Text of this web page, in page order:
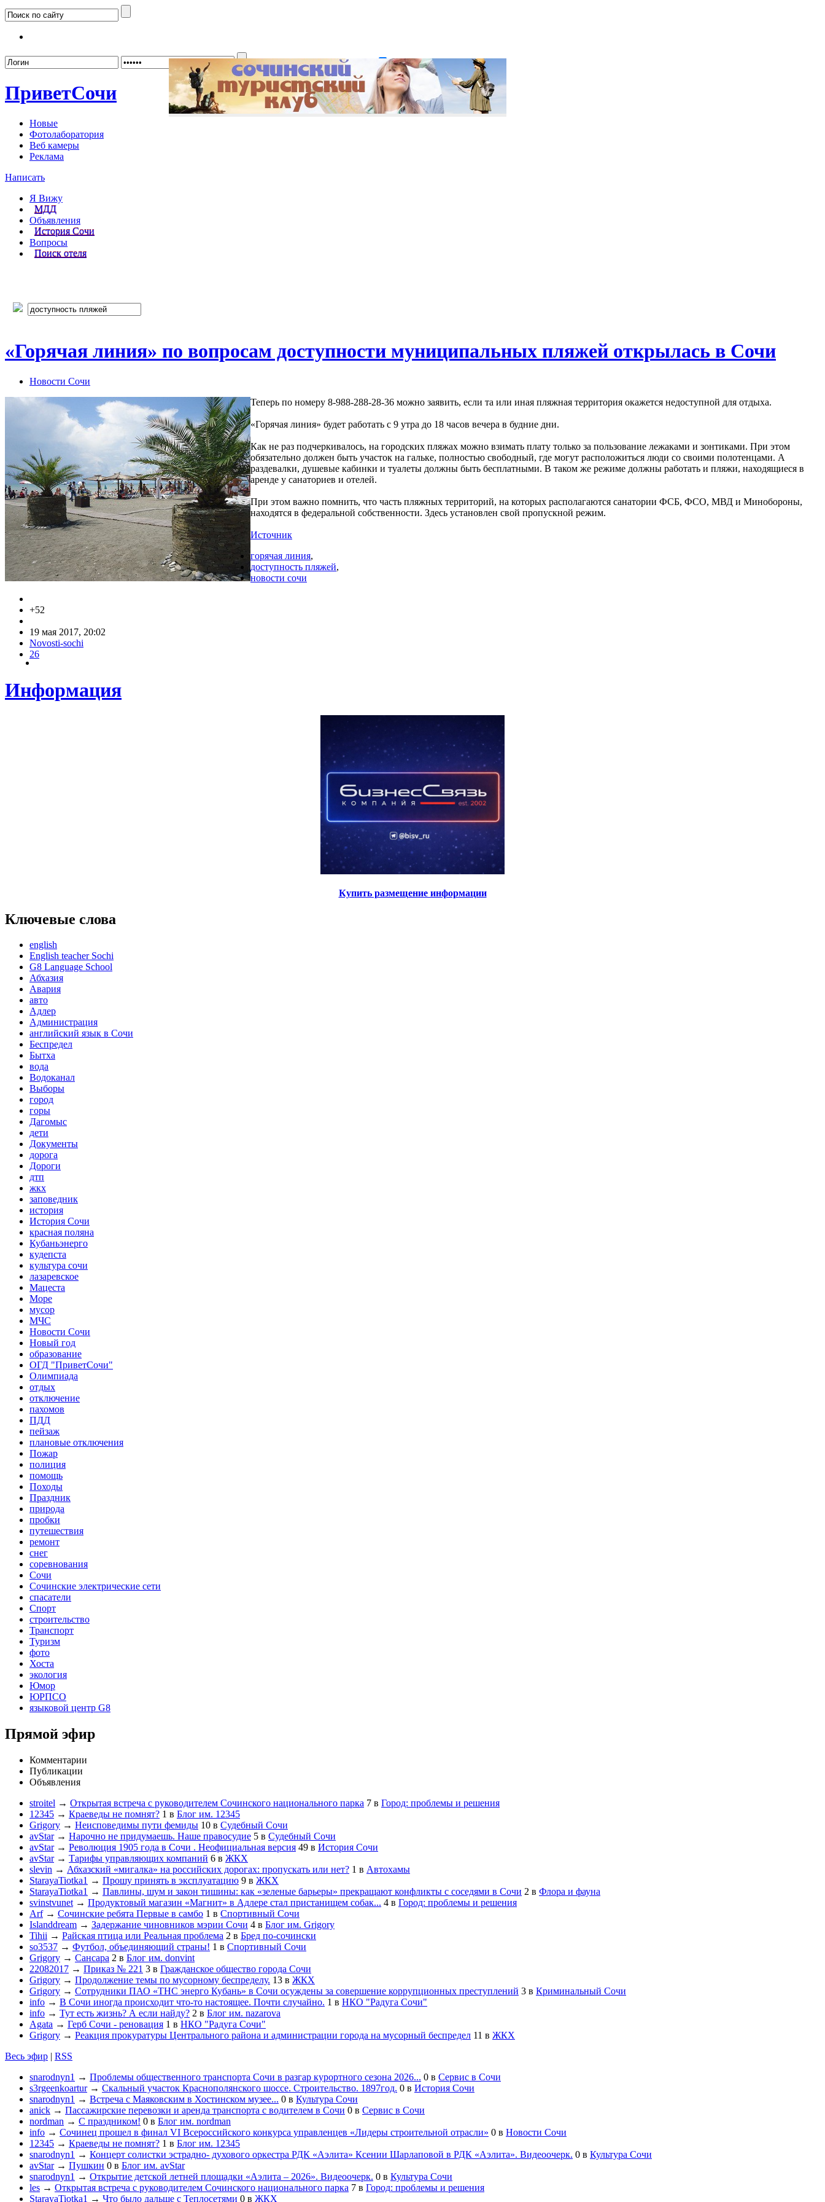
Забыли пароль? Регистрация
ПриветСочи
Новые
Фотолаборатория
Веб камеры
Реклама
Написать
Я Вижу
МДД
Объявления
История Сочи
Вопросы
Поиск отеля
«Горячая линия» по вопросам доступности муниципальных пляжей открылась в Сочи
Новости Сочи
Теперь по номеру 8-988-288-28-36 можно заявить, если та или иная пляжная территория окажется недоступной для отдыха.
«Горячая линия» будет работать с 9 утра до 18 часов вечера в будние дни.
Как не раз подчеркивалось, на городских пляжах можно взимать плату только за пользование лежаками и зонтиками. При этом
обязательно должен быть участок на гальке, полностью свободный, где могут расположиться люди со своими полотенцами. А
раздевалки, душевые кабинки и туалеты должны быть бесплатными. В таком же режиме должны работать и пляжи, находящиеся в
аренде у санаториев и отелей.
При этом важно помнить, что часть пляжных территорий, на которых располагаются санатории ФСБ, ФСО, МВД и Минобороны,
находятся в федеральной собственности. Здесь установлен свой пропускной режим.
Источник
горячая линия,
доступность пляжей,
новости сочи
+52
19 мая 2017, 20:02
Novosti-sochi
26
Информация
Купить размещение информации
Ключевые слова
english
English teacher Sochi
G8 Language School
Абхазия
Авария
авто
Адлер
Администрация
английский язык в Сочи
Беспредел
Бытха
вода
Водоканал
Выборы
город
горы
Дагомыс
дети
Документы
дорога
Дороги
дтп
жкх
заповедник
история
История Сочи
красная поляна
Кубаньэнерго
кудепста
культура сочи
лазаревское
Мацеста
Море
мусор
МЧС
Новости Сочи
Новый год
образование
ОГД "ПриветСочи"
Олимпиада
отдых
отключение
пахомов
ПДД
пейзаж
плановые отключения
Пожар
полиция
помощь
Походы
Праздник
природа
пробки
путешествия
ремонт
снег
соревнования
Сочи
Сочинские электрические сети
спасатели
Спорт
строительство
Транспорт
Туризм
фото
Хоста
экология
Юмор
ЮРПСО
языковой центр G8
Прямой эфир
Комментарии
Публикации
Объявления
stroitel → Открытая встреча с руководителем Сочинского национального парка 7 в Город: проблемы и решения
12345 → Краеведы не помнят? 1 в Блог им. 12345
Grigory → Неисповедимы пути фемиды 10 в Судебный Сочи
avStar→ Нарочно не придумаешь. Наше правосудие 5 в Судебный Сочи
avStar→ Революция 1905 года в Сочи . Неофициальная версия 49 в История Сочи
avStar→ Тарифы управляющих компаний 6 в ЖКХ
slevin → Абхазский «мигалка» на российских дорогах: пропускать или нет? 1 в Автохамы
StarayaTiotka1 → Прошу принять в эксплуатацию 9 в ЖКХ
StarayaTiotka1 → Павлины, шум и закон тишины: как «зеленые барьеры» прекращают конфликты с соседями в Сочи 2 в Флора и фауна
svinstvunet → Продуктовый магазин «Магнит» в Адлере стал пристанищем собак... 4 в Город: проблемы и решения
Arf→ Сочинские ребята Первые в самбо 1 в Спортивный Сочи
Islanddream → Задержание чиновников мэрии Сочи 4 в Блог им. Grigory
Tihii → Райская птица или Реальная проблема 2 в Бред по-cочински
so3537 → Футбол, объединяющий страны! 1 в Спортивный Сочи
Grigory → Сансара 2 в Блог им. donvint
22082017 → Приказ № 221 3 в Гражданское общество города Сочи
Grigory → Продолжение темы по мусорному беспределу. 13 в ЖКХ
Grigory → Сотрудники ПАО «ТНС энерго Кубань» в Сочи осуждены за совершение коррупционных преступлений 3 в Криминальный Сочи
info → В Сочи иногда происходит что-то настоящее. Почти случайно. 1 в НКО "Радуга Сочи"
info → Тут есть жизнь? А если найду? 2 в Блог им. nazarova
Agata → Герб Сочи - реновация 1 в НКО "Радуга Сочи"
Grigory → Реакция прокуратуры Центрального района и администрации города на мусорный беспредел 11 в ЖКХ
Весь эфир | RSS
snarodnyn1 → Проблемы общественного транспорта Сочи в разгар курортного сезона 2026... 0 в Сервис в Сочи
s3rgeenkoartur→ Скальный участок Краснополянского шоссе. Строительство. 1897год. 0 в История Сочи
snarodnyn1 → Встреча с Маяковским в Хостинском музее... 0 в Культура Сочи
anick → Пассажирские перевозки и аренда транспорта с водителем в Сочи 0 в Сервис в Сочи
nordman → С праздником! 0 в Блог им. nordman
info → Сочинец прошел в финал VI Всероссийского конкурса управленцев «Лидеры строительной отрасли» 0 в Новости Сочи
12345 → Краеведы не помнят? 1 в Блог им. 12345
snarodnyn1 → Концерт солистки эстрадно- духового оркестра РДК «Аэлита» Ксении Шарлаповой в РДК «Аэлита». Видеоочерк. 0 в Культура Сочи
avStar→ Пушкин 0 в Блог им. avStar
snarodnyn1 → Открытие детской летней площадки «Аэлита – 2026». Видеоочерк. 0 в Культура Сочи
les → Открытая встреча с руководителем Сочинского национального парка 7 в Город: проблемы и решения
StarayaTiotka1 → Что было дальше с Теплосетями 0 в ЖКХ